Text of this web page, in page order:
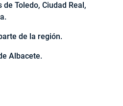
de Toledo, Ciudad Real,
de la región.
Albacete.